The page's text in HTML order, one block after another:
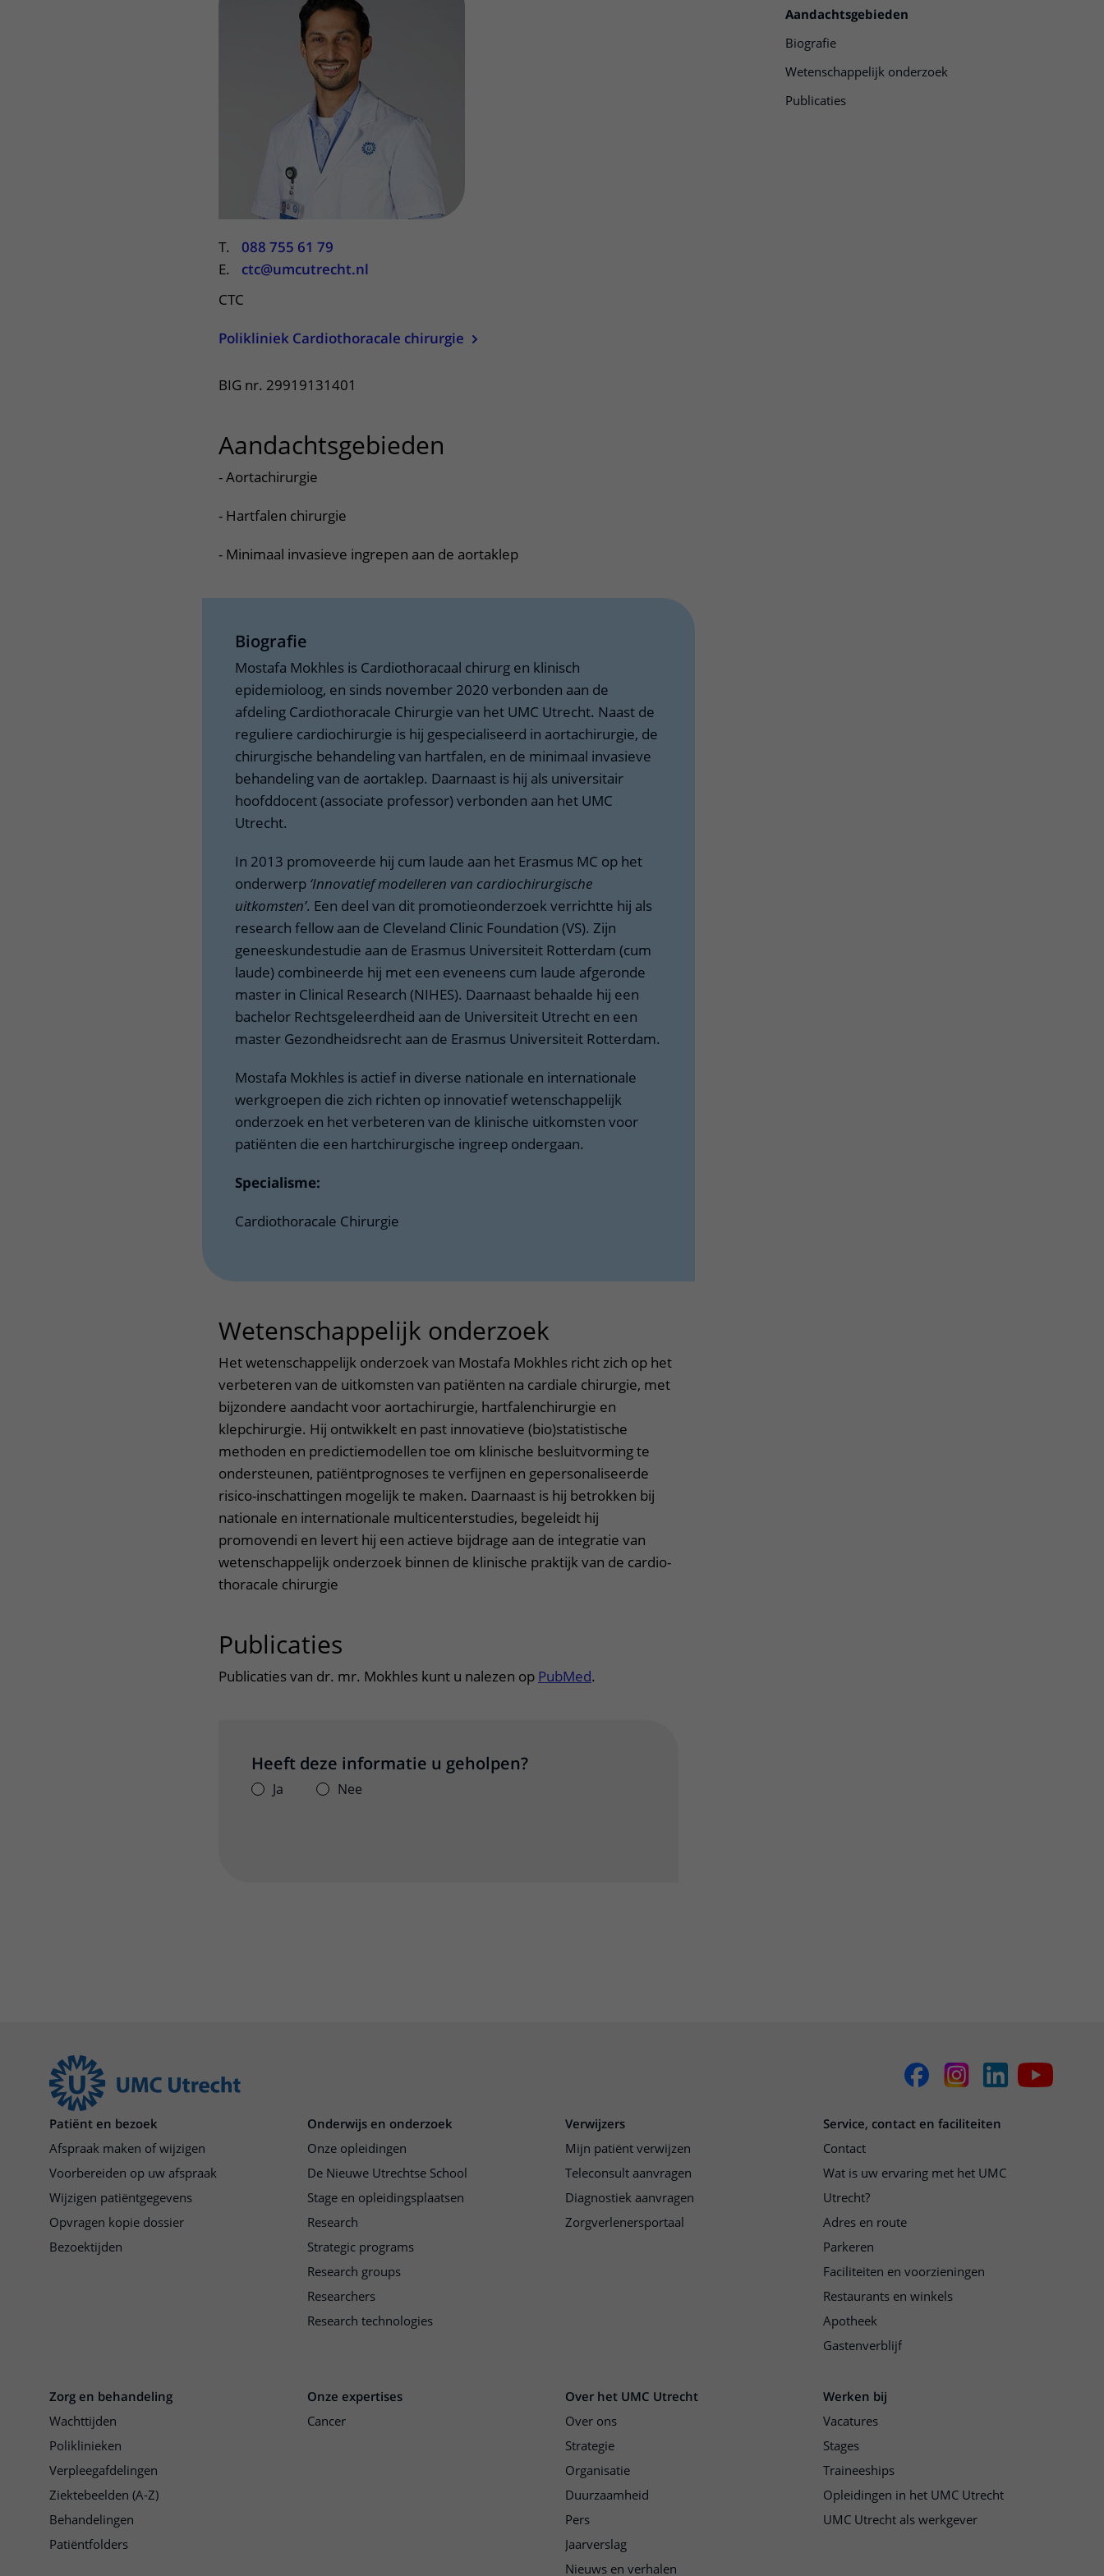
Wijzigen patiëntgegevens
Aandachtsgebieden
Biografie
Wetenschappelijk onderzoek
Publicaties
T.
088 755 61 79
E.
ctc@umcutrecht.nl
CTC
Polikliniek Cardiothoracale chirurgie
BIG nr. 29919131401
Aandachtsgebieden
- Aortachirurgie
- Hartfalen chirurgie
- Minimaal invasieve ingrepen aan de aortaklep
Biografie
Mostafa Mokhles is Cardiothoracaal chirurg en klinisch
epidemioloog, en sinds november 2020 verbonden aan de
afdeling Cardiothoracale Chirurgie van het UMC Utrecht. Naast de
reguliere cardiochirurgie is hij gespecialiseerd in aortachirurgie, de
chirurgische behandeling van hartfalen, en de minimaal invasieve
behandeling van de aortaklep. Daarnaast is hij als universitair
hoofddocent (associate professor) verbonden aan het UMC
Utrecht.
In 2013 promoveerde hij cum laude aan het Erasmus MC op het
onderwerp ‘Innovatief modelleren van cardiochirurgische
uitkomsten’. Een deel van dit promotieonderzoek verrichtte hij als
research fellow aan de Cleveland Clinic Foundation (VS). Zijn
geneeskundestudie aan de Erasmus Universiteit Rotterdam (cum
laude) combineerde hij met een eveneens cum laude afgeronde
master in Clinical Research (NIHES). Daarnaast behaalde hij een
bachelor Rechtsgeleerdheid aan de Universiteit Utrecht en een
master Gezondheidsrecht aan de Erasmus Universiteit Rotterdam.
Mostafa Mokhles is actief in diverse nationale en internationale
werkgroepen die zich richten op innovatief wetenschappelijk
onderzoek en het verbeteren van de klinische uitkomsten voor
patiënten die een hartchirurgische ingreep ondergaan.
Specialisme:
Cardiothoracale Chirurgie
Wetenschappelijk onderzoek
Het wetenschappelijk onderzoek van Mostafa Mokhles richt zich op het
verbeteren van de uitkomsten van patiënten na cardiale chirurgie, met
bijzondere aandacht voor aortachirurgie, hartfalenchirurgie en
klepchirurgie. Hij ontwikkelt en past innovatieve (bio)statistische
methoden en predictiemodellen toe om klinische besluitvorming te
ondersteunen, patiëntprognoses te verfijnen en gepersonaliseerde
risico-inschattingen mogelijk te maken. Daarnaast is hij betrokken bij
nationale en internationale multicenterstudies, begeleidt hij
promovendi en levert hij een actieve bijdrage aan de integratie van
wetenschappelijk onderzoek binnen de klinische praktijk van de cardio-
thoracale chirurgie
Publicaties
Publicaties van dr. mr. Mokhles kunt u nalezen op PubMed.
Heeft deze informatie u geholpen?
Ja Nee
Patiënt en bezoek
Afspraak maken of wijzigen
Voorbereiden op uw afspraak
Wijzigen patiëntgegevens
Opvragen kopie dossier
Bezoektijden
Onderwijs en onderzoek
Onze opleidingen
De Nieuwe Utrechtse School
Stage en opleidingsplaatsen
Research
Strategic programs
Research groups
Researchers
Research technologies
Verwijzers
Mijn patiënt verwijzen
Teleconsult aanvragen
Diagnostiek aanvragen
Zorgverlenersportaal
Service, contact en faciliteiten
Contact
Wat is uw ervaring met het UMC
Utrecht?
Adres en route
Parkeren
Faciliteiten en voorzieningen
Restaurants en winkels
Apotheek
Gastenverblijf
Zorg en behandeling
Wachttijden
Poliklinieken
Verpleegafdelingen
Ziektebeelden (A-Z)
Behandelingen
Patiëntfolders
Onze expertises
Cancer
Over het UMC Utrecht
Over ons
Strategie
Organisatie
Duurzaamheid
Pers
Jaarverslag
Nieuws en verhalen
Werken bij
Vacatures
Stages
Traineeships
Opleidingen in het UMC Utrecht
UMC Utrecht als werkgever